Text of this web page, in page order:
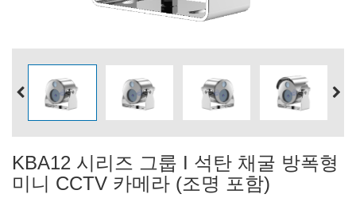
KBA12 시리즈 그룹 I 석탄 채굴 방폭형
미니 CCTV 카메라 (조명 포함)